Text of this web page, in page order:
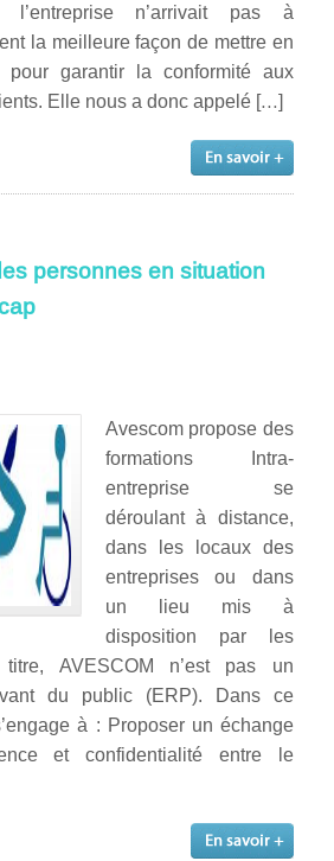
l’entreprise n’arrivait pas à
la meilleure façon de mettre en
garantir la conformité aux
Elle nous a donc appelé […]
personnes en situation
Avescom propose des
formations Intra-
entreprise se
déroulant à distance,
dans les locaux des
entreprises ou dans
un lieu mis à
disposition par les
AVESCOM n’est pas un
du public (ERP). Dans ce
à : Proposer un échange
et confidentialité entre le